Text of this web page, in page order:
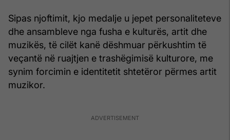
Sipas njoftimit, kjo medalje u jepet personaliteteve
dhe ansambleve nga fusha e kulturës, artit dhe
muzikës, të cilët kanë dëshmuar përkushtim të
veçantë në ruajtjen e trashëgimisë kulturore, me
synim forcimin e identitetit shtetëror përmes artit
muzikor.